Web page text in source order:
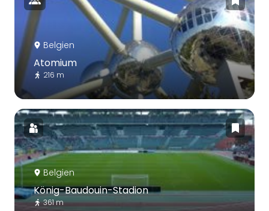
Belgien
Atomium
216 m
Belgien
König-Baudouin-Stadion
361 m